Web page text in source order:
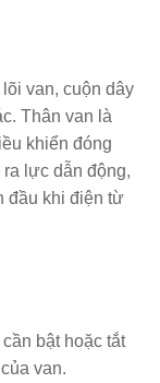
van, cuộn dây
Thân van là
khiển đóng
lực dẫn động,
đầu khi điện từ
bật hoặc tắt
van.